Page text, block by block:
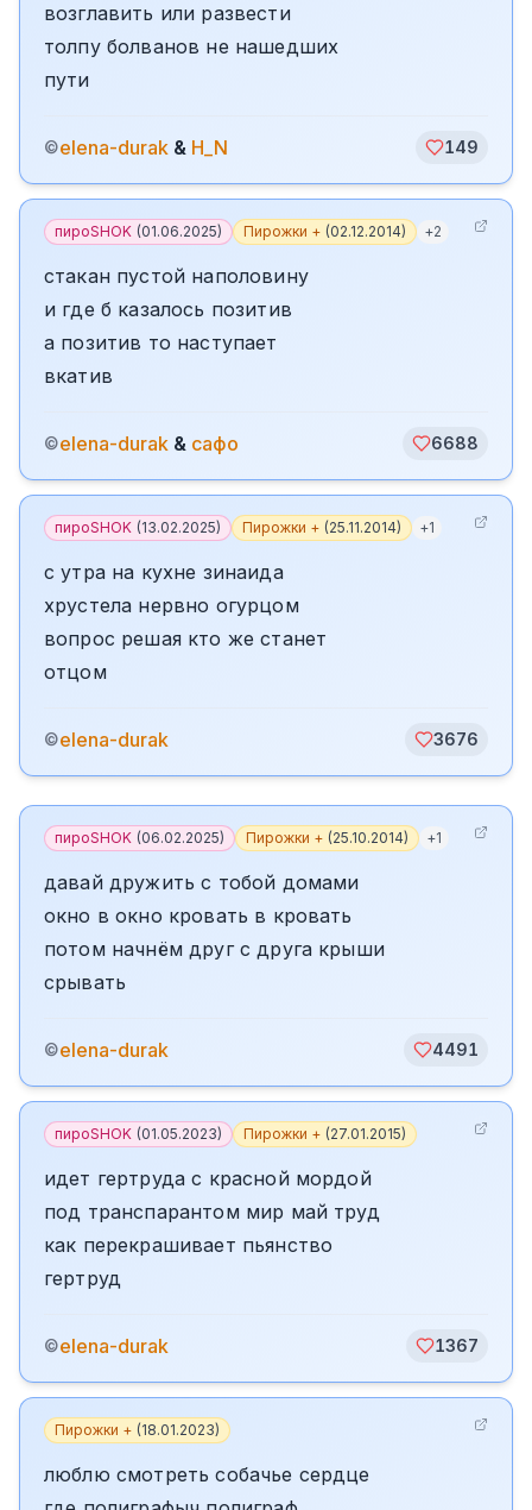
возглавить или развести
толпу болванов не нашедших
пути
©elena-durak & H_N 149
пироSHOK (01.06.2025) Пирожки + (02.12.2014) +2
стакан пустой наполовину
и где б казалось позитив
а позитив то наступает
вкатив
©elena-durak & сафо 6688
пироSHOK (13.02.2025) Пирожки + (25.11.2014) +1
с утра на кухне зинаида
хрустела нервно огурцом
вопрос решая кто же станет
отцом
©elena-durak 3676
пироSHOK (06.02.2025) Пирожки + (25.10.2014) +1
давай дружить с тобой домами
окно в окно кровать в кровать
потом начнём друг с друга крыши
срывать
©elena-durak 4491
пироSHOK (01.05.2023) Пирожки + (27.01.2015)
идет гертруда с красной мордой
под транспарантом мир май труд
как перекрашивает пьянство
гертруд
©elena-durak 1367
Пирожки + (18.01.2023)
люблю смотреть собачье сердце